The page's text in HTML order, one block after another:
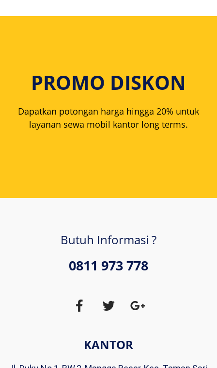
PROMO DISKON
Dapatkan potongan harga hingga 20% untuk
layanan sewa mobil kantor long terms.
Butuh Informasi ?
0811 973 778
KANTOR